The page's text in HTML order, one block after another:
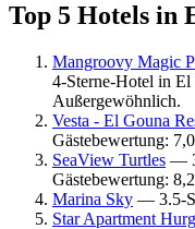
Top 5 Hotels in
Mangroovy Magic
4-Sterne-Hotel in
Außergewöhnlich.
Vesta - El Gouna
Gästebewertung:
SeaView Turtles —
Gästebewertung:
Marina Sky — 3.5-
Star Apartment